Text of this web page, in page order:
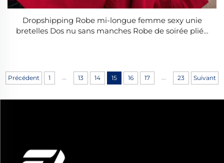
Dropshipping Robe mi-longue femme sexy unie
bretelles Dos nu sans manches Robe de soirée pliée
Précédent 1 13 14 15 16 17 23 Suivant